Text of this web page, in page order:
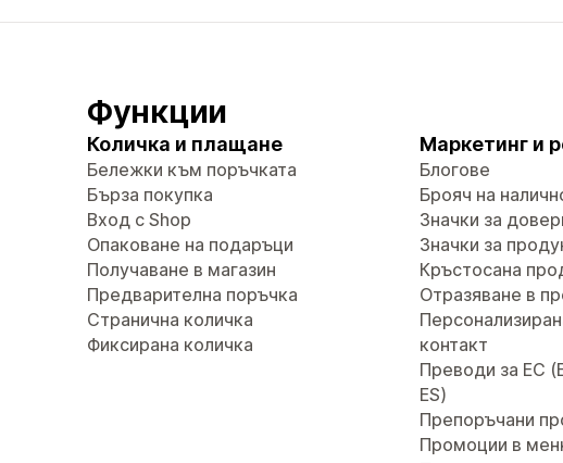
Функции
Количка и плащане
Бележки към поръчката
Бърза покупка
Вход с Shop
Опаковане на подаръци
Получаване в магазин
Предварителна поръчка
Странична количка
Фиксирана количка
Маркетинг и
Блогове
Брояч на
Значки за
Значки за
Кръстосана
Отразяване в
контакт
Преводи за ЕС
ES)
Препоръчани
Промоции в